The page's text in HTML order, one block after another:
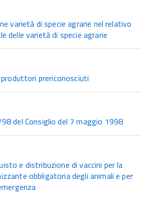
varietà di specie agrarie nel relativo
delle varietà di specie agrarie
prericonosciuti
del Consiglio del 7 maggio 1998
e distribuzione di vaccini per la
obbligatoria degli animali e per